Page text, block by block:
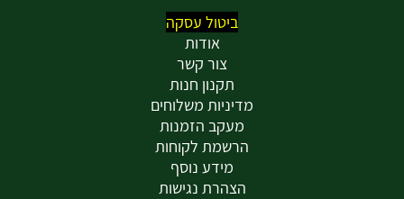
ביטול עסקה
אודות
צור קשר
תקנון חנות
מדיניות משלוחים
מעקב הזמנות
הרשמת לקוחות
מידע נוסף
הצהרת נגישות